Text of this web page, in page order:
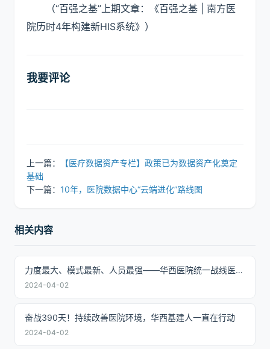
（“百强之基”上期文章：
《百强之基 | 南方医
院历时4年构建新HIS系统》 ）
我要评论
上一篇：
【医疗数据资产专栏】政策已为数据资产化奠定
基础
下一篇： 10年，医院数据中心“云端进化”路线图
相关内容
力度最大、模式最新、人员最强——华西医院统一战线医疗帮扶模式的“大方”样板
2024-04-02
奋战390天！持续改善医院环境，华西基建人一直在行动
2024-04-02